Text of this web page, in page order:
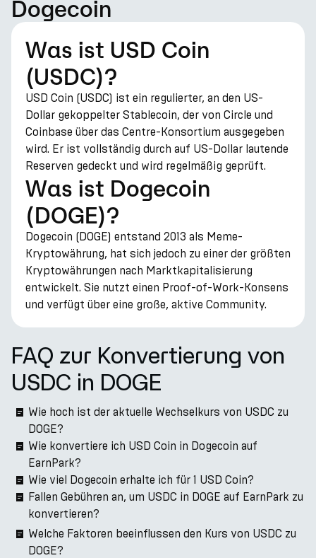
Dogecoin
Was ist USD Coin
(USDC)?
USD Coin (USDC) ist ein regulierter, an den US-
Dollar gekoppelter Stablecoin, der von Circle und
Coinbase über das Centre-Konsortium ausgegeben
wird. Er ist vollständig durch auf US-Dollar lautende
Reserven gedeckt und wird regelmäßig geprüft.
Was ist Dogecoin
(DOGE)?
Dogecoin (DOGE) entstand 2013 als Meme-
Kryptowährung, hat sich jedoch zu einer der größten
Kryptowährungen nach Marktkapitalisierung
entwickelt. Sie nutzt einen Proof-of-Work-Konsens
und verfügt über eine große, aktive Community.
FAQ zur Konvertierung von
USDC in DOGE
Wie hoch ist der aktuelle Wechselkurs von USDC zu
DOGE?
Wie konvertiere ich USD Coin in Dogecoin auf
EarnPark?
Wie viel Dogecoin erhalte ich für 1 USD Coin?
Fallen Gebühren an, um USDC in DOGE auf EarnPark zu
konvertieren?
Welche Faktoren beeinflussen den Kurs von USDC zu
DOGE?